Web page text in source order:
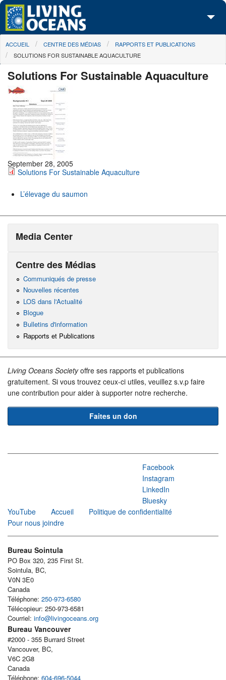
Skip to main content
À propos de nous
Centre des Médias
Les Cartes
Passez à l'action
You are here
ACCUEIL CENTRE DES MÉDIAS
RAPPORTS ET PUBLICATIONS
SOLUTIONS FOR SUSTAINABLE AQUACULTURE
Solutions For Sustainable Aquaculture
September 28, 2005
Solutions For Sustainable Aquaculture
L’élevage du saumon
Media Center
Centre des Médias
Communiqués de presse
Nouvelles récentes
LOS dans l'Actualité
Blogue
Bulletins d'information
Rapports et Publications
Living Oceans Societyoffre ses rapports et publications
gratuitement. Si vous trouvez ceux-ci utiles, veuillez s.v.p faire
une contribution pour aider à supporter notre recherche.
Faites un don
Facebook
Instagram
LinkedIn
Bluesky
YouTube
Accueil
Politique de confidentialité
Pour nous joindre
Bureau Sointula
PO Box 320, 235 First St.
Sointula, BC,
V0N 3E0
Canada
Téléphone: 250-973-6580
Télécopieur: 250-973-6581
Courriel: info@livingoceans.org
Bureau Vancouver
#2000 - 355 Burrard Street
Vancouver, BC,
V6C 2G8
Canada
Téléphone: 604-696-5044